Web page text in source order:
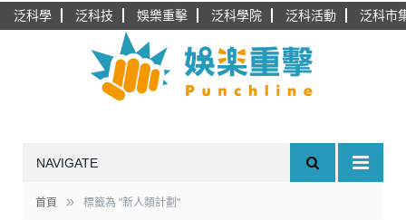
泛科學 泛科技 娛樂重擊 泛科學院 泛科活動 泛科市
NAVIGATE
首頁 » 標籤為 "新人類計劃"